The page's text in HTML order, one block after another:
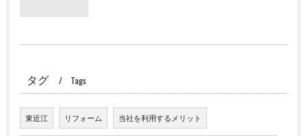
タグ Tags
東近江 リフォーム 当社を利用するメリット